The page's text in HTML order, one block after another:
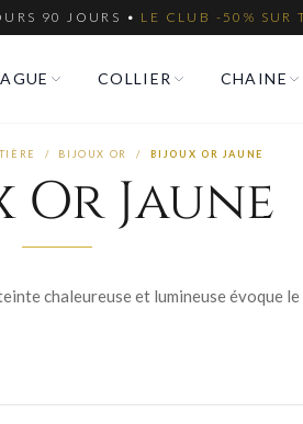
90 JOURS • LE CLUB -50% SUR
COLLIER CHAINE
/ BIJOUX OR / BIJOUX OR JAUNE
Or Jaune